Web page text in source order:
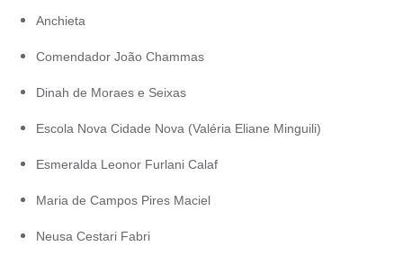
Anchieta
Comendador João Chammas
Dinah de Moraes e Seixas
Escola Nova Cidade Nova (Valéria Eliane Minguili)
Esmeralda Leonor Furlani Calaf
Maria de Campos Pires Maciel
Neusa Cestari Fabri